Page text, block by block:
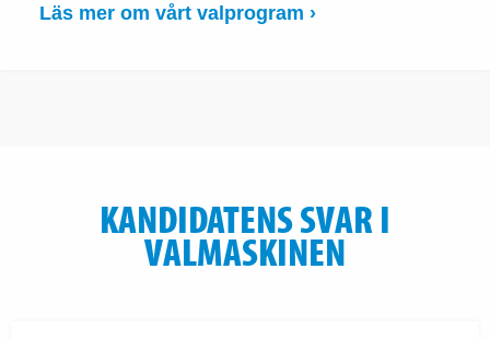
Läs mer om vårt valprogram ›
KANDIDATENS SVAR I
VALMASKINEN